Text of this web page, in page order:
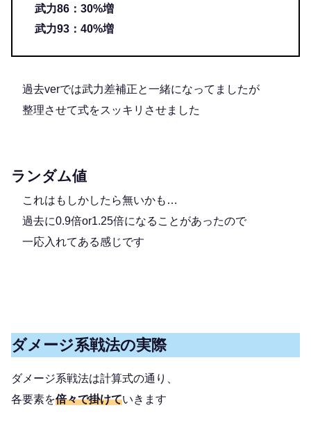
武力86：30%増
武力93：40%増
過去verでは武力差補正と一緒になってましたが
整理させて式をスッキリさせました
ランダム値
これはもしかしたら無いかも…
過去に0.9倍or1.25倍になることがあったので
一応入れてある感じです
ダメージ系戦法の実際
ダメージ系戦法は計算式の通り、
各要素を倍々で掛けていきます